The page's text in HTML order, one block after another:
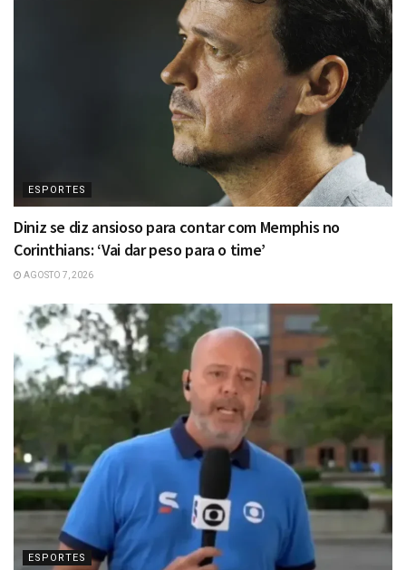
ESPORTES
Diniz se diz ansioso para contar com Memphis no
Corinthians: ‘Vai dar peso para o time’
AGOSTO 7, 2026
ESPORTES